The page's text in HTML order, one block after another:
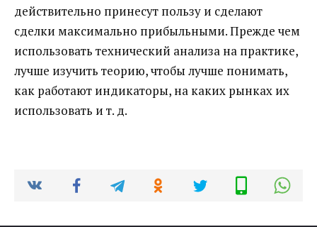
действительно принесут пользу и сделают
сделки максимально прибыльными. Прежде чем
использовать технический анализа на практике,
лучше изучить теорию, чтобы лучше понимать,
как работают индикаторы, на каких рынках их
использовать и т. д.